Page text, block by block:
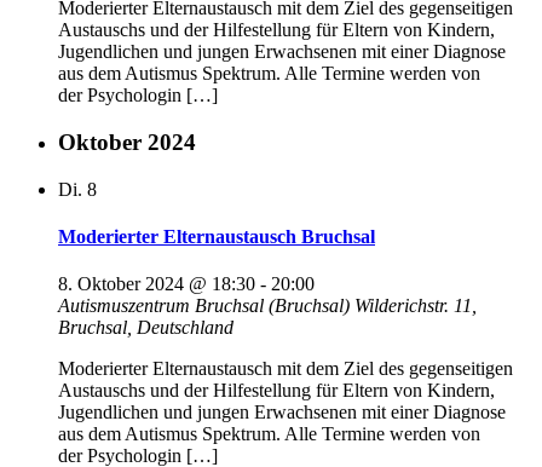
Moderierter Elternaustausch mit dem Ziel des gegenseitigen
Austauschs und der Hilfestellung für Eltern von Kindern,
Jugendlichen und jungen Erwachsenen mit einer Diagnose
aus dem Autismus Spektrum. Alle Termine werden von
der Psychologin […]
Oktober 2024
Di. 8
Moderierter Elternaustausch Bruchsal
8. Oktober 2024 @ 18:30 - 20:00
Autismuszentrum Bruchsal (Bruchsal) Wilderichstr. 11,
Bruchsal, Deutschland
Moderierter Elternaustausch mit dem Ziel des gegenseitigen
Austauschs und der Hilfestellung für Eltern von Kindern,
Jugendlichen und jungen Erwachsenen mit einer Diagnose
aus dem Autismus Spektrum. Alle Termine werden von
der Psychologin […]